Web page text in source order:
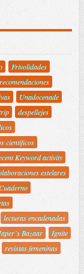
Frivolidades
Unadocenade
despellejes
científicos
Keyword activity
estelares
lecturas encadenadas
Bazaar
Ignite
revistas femeninas